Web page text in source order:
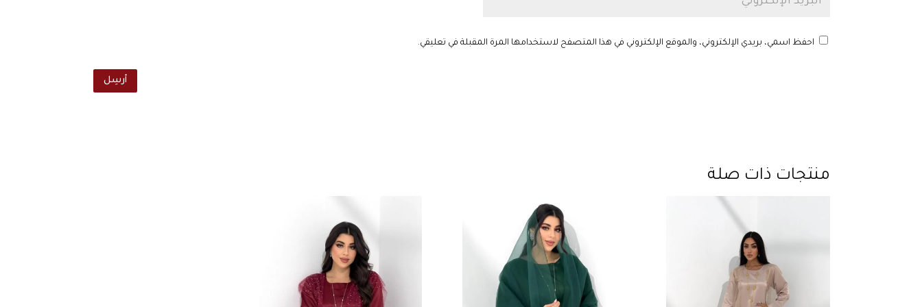
احفظ اسمي، بريدي الإلكتروني، والموقع الإلكتروني في هذا المتصفح لاستخدامها المرة المقبلة في تعليقي.
أرسِل
منتجات ذات صلة